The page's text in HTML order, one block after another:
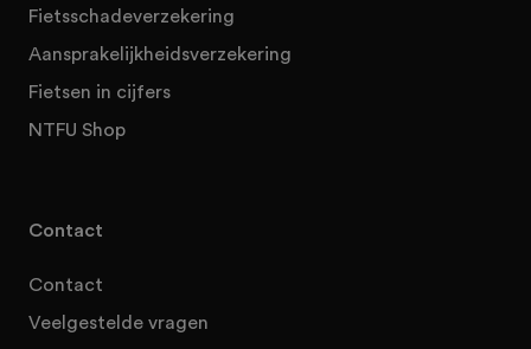
Fietsschadeverzekering
Aansprakelijkheidsverzekering
Fietsen in cijfers
NTFU Shop
Contact
Contact
Veelgestelde vragen